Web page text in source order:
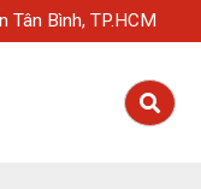
Tân Bình, TP.HCM